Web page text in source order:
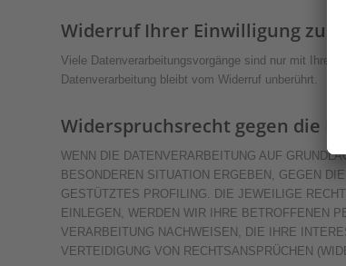
Widerruf Ihrer Einwilligung zur
Viele Datenverarbeitungsvorgänge sind nur mit Ihrer
Datenverarbeitung bleibt vom Widerruf unberührt.
Widerspruchsrecht gegen die
WENN DIE DATENVERARBEITUNG AUF
BESONDEREN SITUATION ERGEBEN, GEGEN
GESTÜTZTES PROFILING. DIE JEWEILIGE
EINLEGEN, WERDEN WIR IHRE BETROFFENEN
VERARBEITUNG NACHWEISEN, DIE IHRE
VERTEIDIGUNG VON RECHTSANSPRÜCHEN